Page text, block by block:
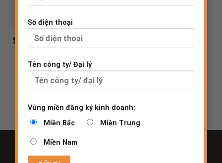
Số điện thoại
Tên công ty/ Đại lý
Vùng miền đăng ký kinh doanh:
Miền Bắc
Miền Trung
Miền Nam
STORA P2 20PCS